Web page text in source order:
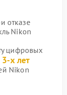
отказе
Nikon
цифровых
х лет
Nikon